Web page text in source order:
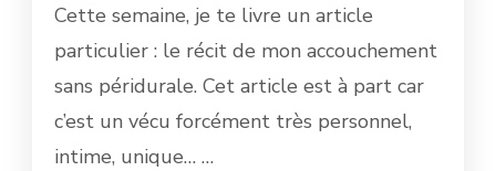
ACCOUCHEMENT
PÉRIDURALE
Cette semaine, je te livre un article
particulier : le récit de mon accouchement
sans péridurale. Cet article est à part car
c’est un vécu forcément très personnel,
intime, unique… …